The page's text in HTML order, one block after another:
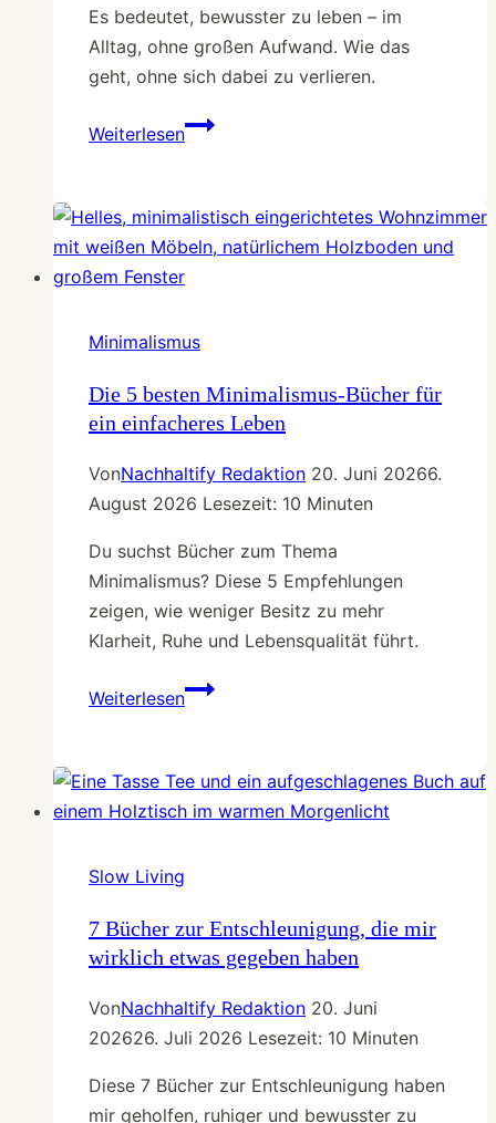
Es bedeutet, bewusster zu leben – im
Alltag, ohne großen Aufwand. Wie das
geht, ohne sich dabei zu verlieren.
WeiterlesenWie
leichter
wird
–
Selbstoptimierung
Minimalismus
Die 5 besten Minimalismus-Bücher für
ein einfacheres Leben
VonNachhaltify Redaktion 20. Juni 20266.
August 2026 Lesezeit: 10 Minuten
Du suchst Bücher zum Thema
Minimalismus? Diese 5 Empfehlungen
zeigen, wie weniger Besitz zu mehr
Klarheit, Ruhe und Lebensqualität führt.
WeiterlesenDie
Minimalismus-
Bücher
Leben
Slow Living
7 Bücher zur Entschleunigung, die mir
wirklich etwas gegeben haben
VonNachhaltify Redaktion 20. Juni
202626. Juli 2026 Lesezeit: 10 Minuten
Diese 7 Bücher zur Entschleunigung haben
mir geholfen, ruhiger und bewusster zu